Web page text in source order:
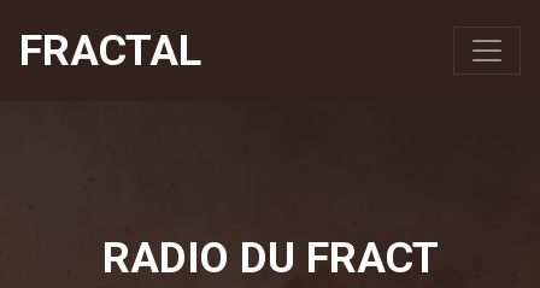
FRACTAL
RADIO DU FRACT